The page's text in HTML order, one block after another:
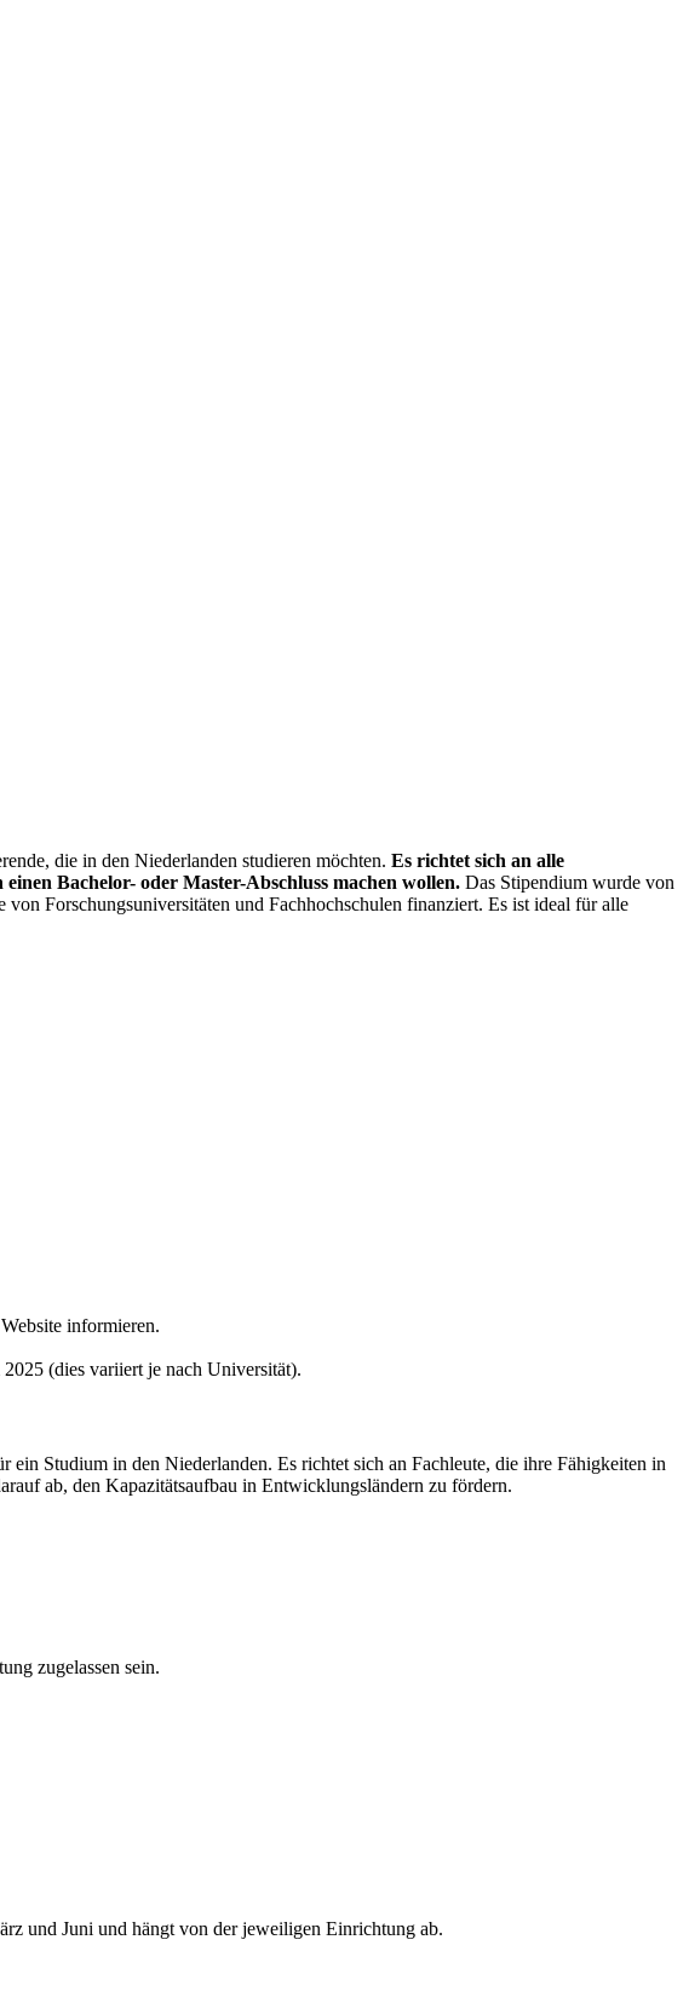
die in den Niederlanden studieren möchten. Es richtet sich an alle
Bachelor- oder Master-Abschluss machen wollen. Das Stipendium wurde von
Forschungsuniversitäten und Fachhochschulen finanziert. Es ist ideal für alle
informieren.
(dies variiert je nach Universität).
Studium in den Niederlanden. Es richtet sich an Fachleute, die ihre Fähigkeiten in
ab, den Kapazitätsaufbau in Entwicklungsländern zu fördern.
zugelassen sein.
und Juni und hängt von der jeweiligen Einrichtung ab.